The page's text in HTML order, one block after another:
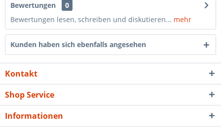
Bewertungen
0
Bewertungen lesen, schreiben und diskutieren... mehr
Kunden haben sich ebenfalls angesehen
Kontakt
Shop Service
Informationen